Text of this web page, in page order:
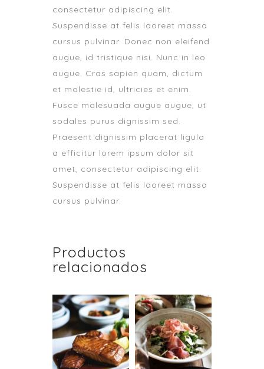
consectetur adipiscing elit.
Suspendisse at felis laoreet massa
cursus pulvinar. Donec non eleifend
augue, id tristique nisi. Nunc in leo
augue. Cras sapien quam, dictum
et molestie id, ultricies et enim.
Fusce malesuada augue augue, ut
sodales purus dignissim sed.
Praesent dignissim placerat ligula
a efficitur lorem ipsum dolor sit
amet, consectetur adipiscing elit.
Suspendisse at felis laoreet massa
cursus pulvinar.
Productos
relacionados